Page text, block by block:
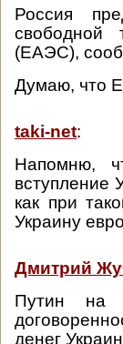
Россия
свободной
(ЕАЭС),
Думаю, что
taki-net:
Напомню,
вступление
как при
Украину
Дмитрий
Путин на
денег